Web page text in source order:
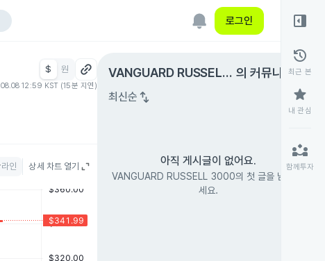
로그인
$ 원
12:59 KST (15분 지연)
라인 상세 차트 열기
VANGUARD RUSSELL
3000
의 커뮤니티expand_circle_right
최신순 swap_vert
아직 게시글이 없어요.
VANGUARD RUSSELL 3000의 첫 글을 남겨 보
세요.
right_panel_open
history
최근 본
star
내 관심
partner_exchange
함께투자